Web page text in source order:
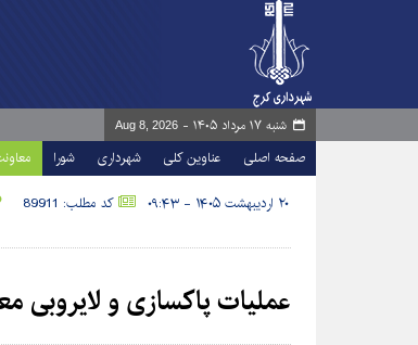
شنبه ۱۷ مرداد ۱۴۰۵ - Aug 8, 2026
صفحه اصلی عناوین کلی شهرداری شورا
۲۰ اردیبهشت ۱۴۰۵ - ۰۹:۴۳ کد مطلب: 89911
عملیات پاکسازی و لایروبی